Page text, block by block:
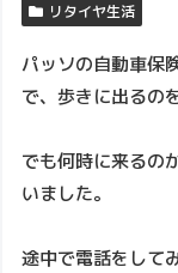
リタイヤ生活
パッソの自動車保
で、歩きに出るの
でも何時に来るの
いました。
途中で電話をして